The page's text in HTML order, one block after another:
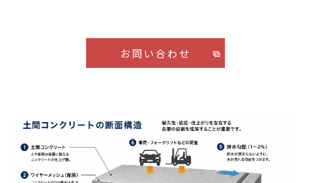
お問い合わせ